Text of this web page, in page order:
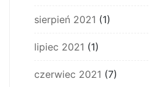
sierpień 2021 (1)
lipiec 2021 (1)
czerwiec 2021 (7)